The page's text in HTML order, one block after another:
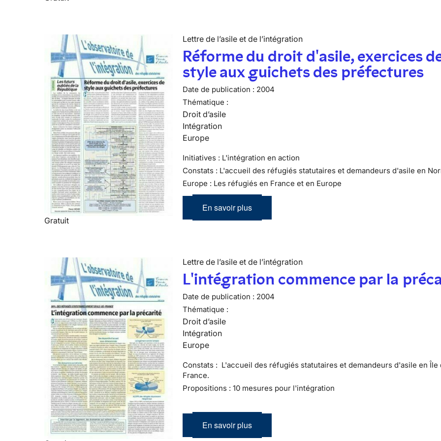
Gratuit
Lettre de l’asile et de l’intégration
Réforme du droit d'asile, exercices
style aux guichets des préfectures
Date de publication : 2004
Thématique :
Droit d’asile
Intégration
Europe
Initiatives : L'intégration en action
Constats : L'accueil des réfugiés statutaires et demandeurs d'asile en
Europe : Les réfugiés en France et en Europe
En savoir plus
Lettre de l’asile et de l’intégration
L'intégration commence par la
Date de publication : 2004
Thématique :
Droit d’asile
Intégration
Europe
Constats : L'accueil des réfugiés statutaires et demandeurs d'asile en Île
France.
Propositions : 10 mesures pour l'intégration
En savoir plus